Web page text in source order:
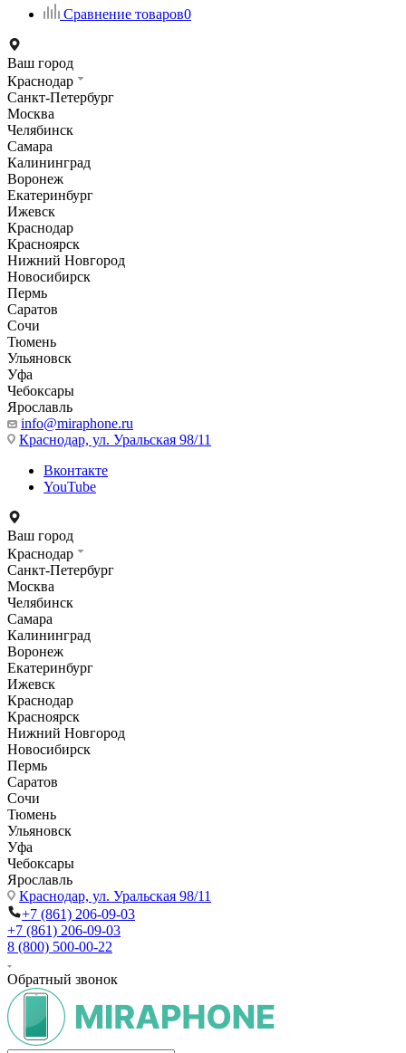
Сравнение товаров0
Ваш город
Краснодар
Санкт-Петербург
Москва
Челябинск
Самара
Калининград
Воронеж
Екатеринбург
Ижевск
Краснодар
Красноярск
Нижний Новгород
Новосибирск
Пермь
Саратов
Сочи
Тюмень
Ульяновск
Уфа
Чебоксары
Ярославль
info@miraphone.ru
Краснодар, ул. Уральская 98/11
Вконтакте
YouTube
Ваш город
Краснодар
Санкт-Петербург
Москва
Челябинск
Самара
Калининград
Воронеж
Екатеринбург
Ижевск
Краснодар
Красноярск
Нижний Новгород
Новосибирск
Пермь
Саратов
Сочи
Тюмень
Ульяновск
Уфа
Чебоксары
Ярославль
Краснодар, ул. Уральская 98/11
+7 (861) 206-09-03
+7 (861) 206-09-03
8 (800) 500-00-22
Обратный звонок